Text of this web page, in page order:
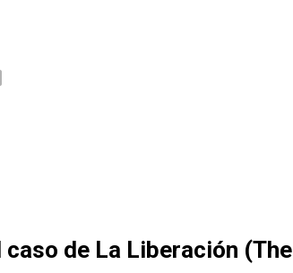
de La Liberación (The